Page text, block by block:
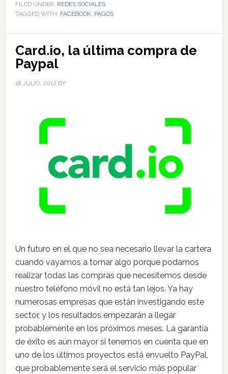
FILED UNDER: REDES SOCIALES
TAGGED WITH: FACEBOOK, PAGOS
Card.io, la última compra de
Paypal
18 JULIO, 2012 BY
Un futuro en el que no sea necesario llevar la cartera
cuando vayamos a tomar algo porque podamos
realizar todas las compras que necesitemos desde
nuestro teléfono móvil no está tan lejos. Ya hay
numerosas empresas que están investigando este
sector, y los resultados empezarán a llegar
probablemente en los próximos meses. La garantía
de éxito es aún mayor si tenemos en cuenta que en
uno de los últimos proyectos está envuelto PayPal,
que probablemente será el servicio más popular